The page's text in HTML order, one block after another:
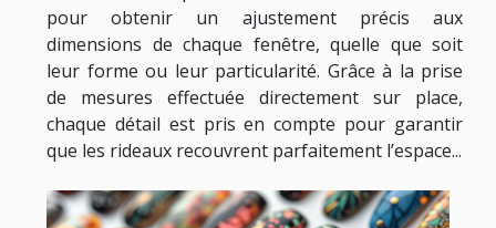
pour obtenir un ajustement précis aux
dimensions de chaque fenêtre, quelle que soit
leur forme ou leur particularité. Grâce à la prise
de mesures effectuée directement sur place,
chaque détail est pris en compte pour garantir
que les rideaux recouvrent parfaitement l’espace...